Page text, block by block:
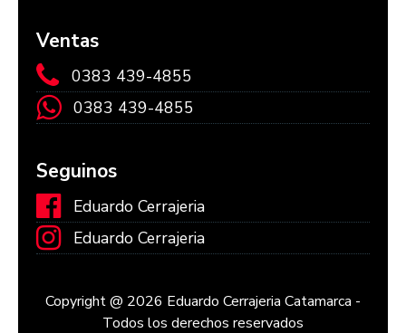
Ventas
0383 439-4855
0383 439-4855
Seguinos
Eduardo Cerrajeria
Eduardo Cerrajeria
Copyright @ 2026 Eduardo Cerrajeria Catamarca -
Todos los derechos reservados